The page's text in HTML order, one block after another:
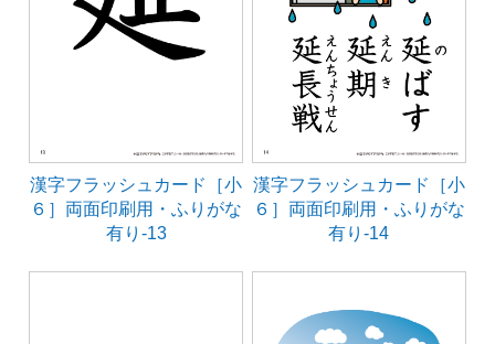
漢字フラッシュカード［小
６］両面印刷用・ふりがな
有り-13
漢字フラッシュカード［小
６］両面印刷用・ふりがな
有り-14